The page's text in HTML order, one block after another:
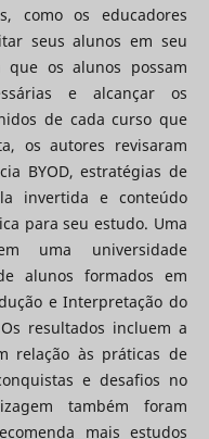
como os educadores
seus alunos em seu
que os alunos possam
e alcançar os
de cada curso que
os autores revisaram
BYOD, estratégias de
invertida e conteúdo
para seu estudo. Uma
uma universidade
alunos formados em
e Interpretação do
resultados incluem a
relação às práticas de
e desafios no
também foram
mais estudos